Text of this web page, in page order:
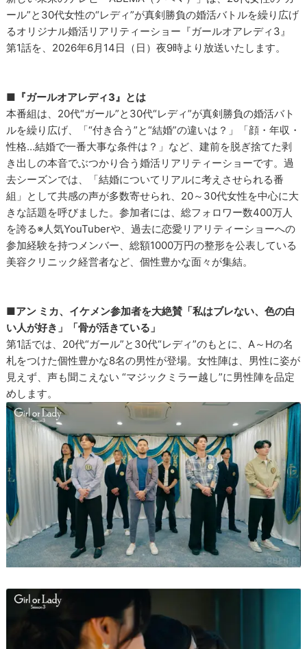
ール”と30代女性の“レディ”が真剣勝負の婚活バトルを繰り広げ
るオリジナル婚活リアリティーショー『ガールオアレディ3』
第1話を、2026年6月14日（日）夜9時より放送いたします。
■『ガールオアレディ3』とは
本番組は、20代“ガール”と30代“レディ”が真剣勝負の婚活バト
ルを繰り広げ、「“付き合う”と“結婚”の違いは？」「顔・年収・
性格…結婚で一番大事な条件は？」など、建前を脱ぎ捨てた剥
き出しの本音でぶつかり合う婚活リアリティーショーです。過
去シーズンでは、「結婚についてリアルに考えさせられる番
組」として共感の声が多数寄せられ、20～30代女性を中心に大
きな話題を呼びました。参加者には、総フォロワー数400万人
を誇る※人気YouTuberや、過去に恋愛リアリティーショーへの
参加経験を持つメンバー、総額1000万円の整形を公表している
美容クリニック経営者など、個性豊かな面々が集結。
■アン ミカ、イケメン参加者を大絶賛「私はブレない、色の白
い人が好き」「骨が活きている」
第1話では、20代“ガール”と30代“レディ”のもとに、A～Hの名
札をつけた個性豊かな8名の男性が登場。女性陣は、男性に姿が
見えず、声も聞こえない “マジックミラー越し”に男性陣を品定
めします。